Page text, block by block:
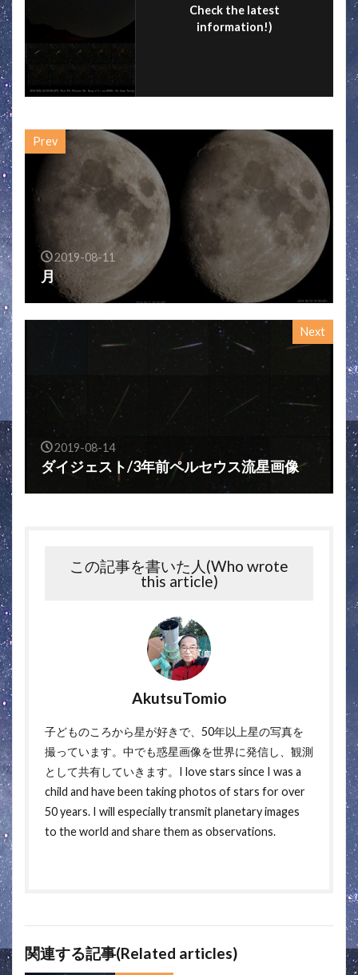
Check the latest
information!)
Prev
2019-08-11
月
Next
2019-08-14
ダイジェスト/3年前ペルセウス流星画像
この記事を書いた人(Who wrote
this article)
AkutsuTomio
子どものころから星が好きで、50年以上星の写真を
撮っています。中でも惑星画像を世界に発信し、観測
として共有していきます。I love stars since I was a
child and have been taking photos of stars for over
50 years. I will especially transmit planetary images
to the world and share them as observations.
関連する記事(Related articles)